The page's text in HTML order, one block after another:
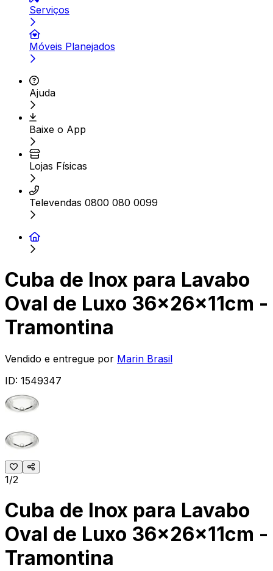
Serviços
Móveis Planejados
Ajuda
Baixe o App
Lojas Físicas
Televendas 0800 080 0099
Cuba de Inox para Lavabo
Oval de Luxo 36x26x11cm -
Tramontina
Vendido e entregue por Marin Brasil
ID: 1549347
1/2
Cuba de Inox para Lavabo
Oval de Luxo 36x26x11cm -
Tramontina